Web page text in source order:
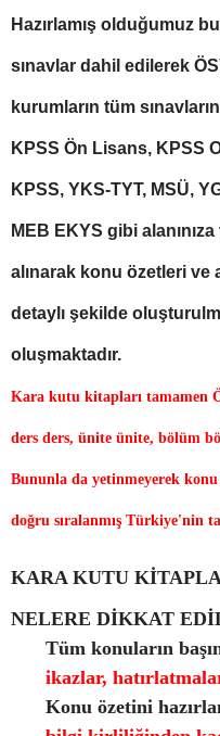
Hazırlamış olduğumuz
sınavlar dahil edilerek
kurumların tüm
KPSS Ön Lisans, KPSS
KPSS, YKS-TYT, MSÜ,
MEB EKYS gibi
alınarak konu özetleri ve
detaylı şekilde
oluşmaktadır.
Kara kutu kitapları tamamen
ders ders, ünite ünite, bölüm
Bununla da yetinmeyerek konu
doğru sıralanmış Türkiye'nin
KARA KUTU
NELERE DİKKAT
Tüm konuların
ikazlar,
Konu özetini